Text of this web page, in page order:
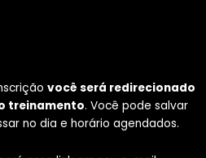
você será redirecionado
treinamento. Você pode salvar
no dia e horário agendados.